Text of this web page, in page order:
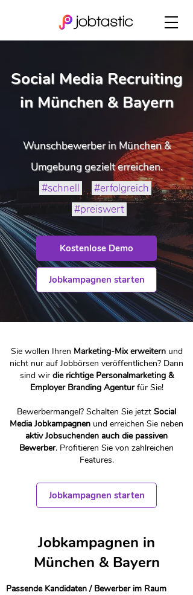
Social Media Recruiting
in München & Bayern
Wunschbewerber in München &
Umgebung gezielt erreichen.
#schnell
#erfolgreich
#preiswert
Kostenlose Demo
Jobkampagnen starten
Sie wollen Ihren Marketing-Mix erweiternund
nicht nur auf Jobbörsen veröffentlichen? Dann
sind wir die richtige Personalmarketing &
Employer Branding Agenturfür Sie!
Bewerbermangel? Schalten Sie jetzt Social
Media Jobkampagnen und erreichen Sie neben
aktiv Jobsuchenden auch die passiven
Bewerber. Profitieren Sie von zahlreichen
Features.
Jobkampagnen starten
Jobkampagnen in
München & Bayern
Passende Kandidaten / Bewerber im Raum